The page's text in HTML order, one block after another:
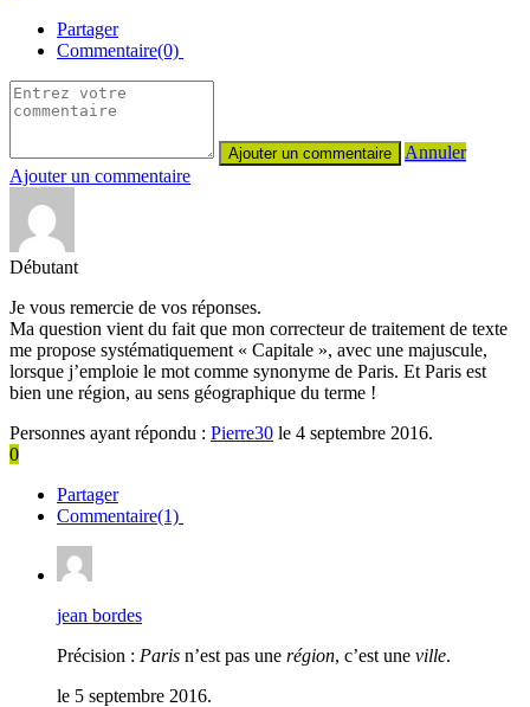
Partager
Commentaire(0)
Annuler
Ajouter un commentaire
Débutant
Je vous remercie de vos réponses.
Ma question vient du fait que mon correcteur de traitement de texte
me propose systématiquement « Capitale », avec une majuscule,
lorsque j’emploie le mot comme synonyme de Paris. Et Paris est
bien une région, au sens géographique du terme !
Personnes ayant répondu : Pierre30 le 4 septembre 2016.
0
Partager
Commentaire(1)
jean bordes
Précision : Paris n’est pas une région, c’est une ville.
le 5 septembre 2016.